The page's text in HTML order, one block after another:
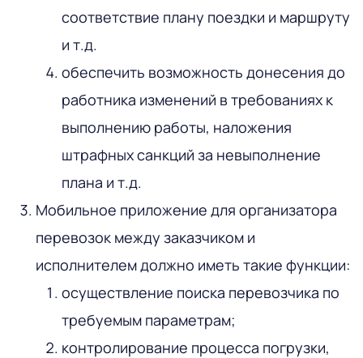
соответствие плану поездки и маршруту
и т.д.
обеспечить возможность донесения до
работника изменений в требованиях к
выполнению работы, наложения
штрафных санкций за невыполнение
плана и т.д.
Мобильное приложение для организатора
перевозок между заказчиком и
исполнителем должно иметь такие функции:
осуществление поиска перевозчика по
требуемым параметрам;
контролирование процесса погрузки,